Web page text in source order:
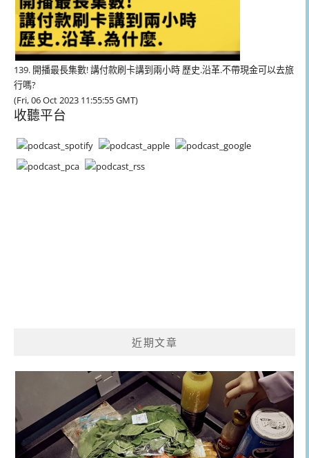
139. 開播最長集數! 講付款刷卡講到兩小時 歷史.沿革.不帶現金可以去旅
行嗎?
(Fri, 06 Oct 2023 11:55:55 GMT)
收聽平台
近期文章